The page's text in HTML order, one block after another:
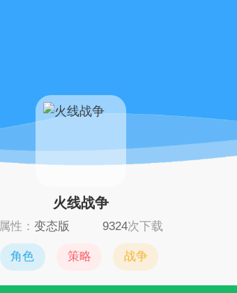
火线战争
属性： 变态版 9324次下载
角色 策略 战争